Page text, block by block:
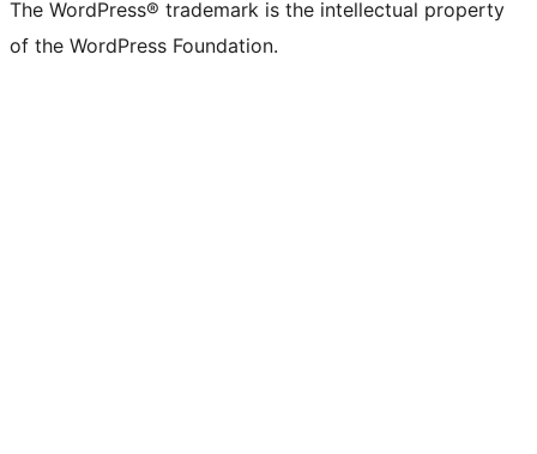
The WordPress® trademark is the intellectual property
of the WordPress Foundation.